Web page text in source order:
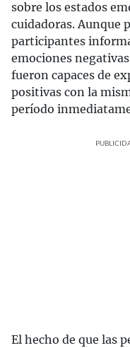
sobre los estados
cuidadoras. Aunque
participantes
emociones
fueron capaces de
positivas con la
período
El hecho de que las